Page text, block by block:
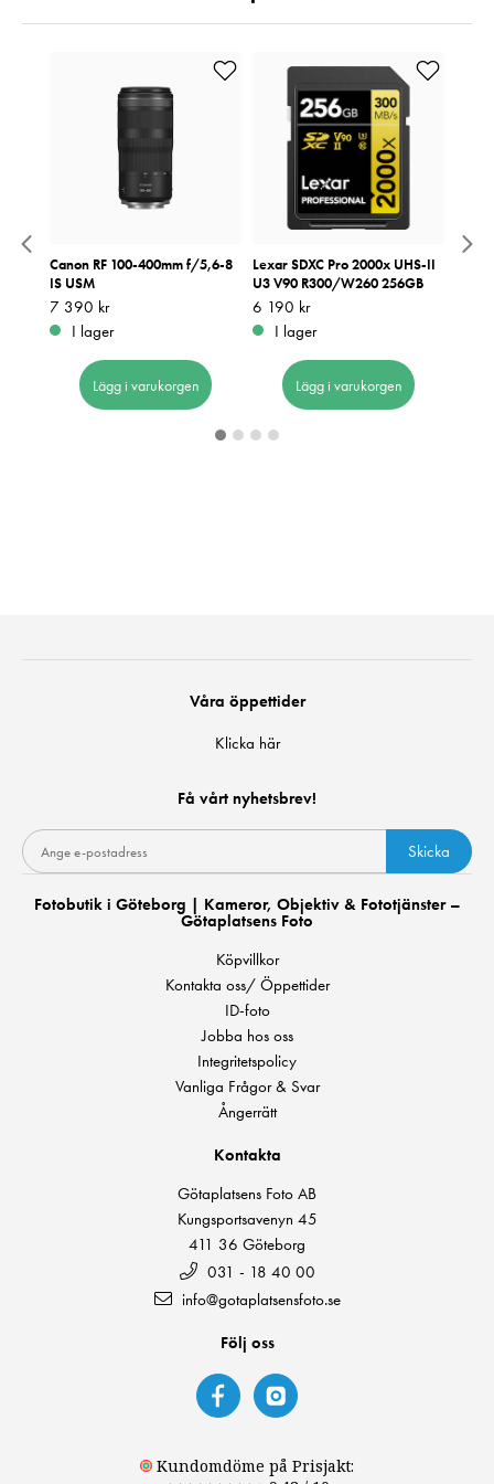
Canon RF 100-400mm f/5,6-8
IS USM
Pris:7 390 kr
7 390 kr
I lager
Lägg i varukorgen
Lexar SDXC Pro 2000x UHS-II
U3 V90 R300/W260 256GB
Pris:6 190 kr
6 190 kr
I lager
Lägg i varukorgen
Våra öppettider
Klicka här
Få vårt nyhetsbrev!
Skicka
Fotobutik i Göteborg | Kameror, Objektiv & Fototjänster –
Götaplatsens Foto
Köpvillkor
Kontakta oss/ Öppettider
ID-foto
Jobba hos oss
Integritetspolicy
Vanliga Frågor & Svar
Ångerrätt
Kontakta
Götaplatsens Foto AB
Kungsportsavenyn 45
411 36 Göteborg
031 - 18 40 00
info@gotaplatsensfoto.se
Följ oss